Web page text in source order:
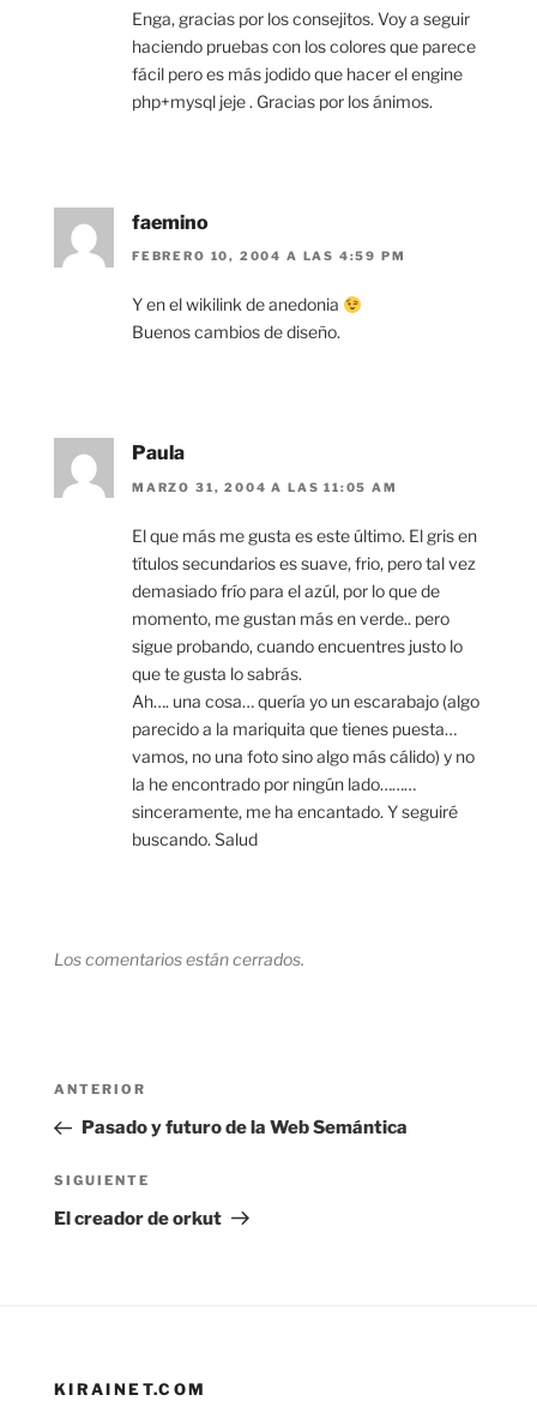
Enga, gracias por los consejitos. Voy a seguir
haciendo pruebas con los colores que parece
fácil pero es más jodido que hacer el engine
php+mysql jeje . Gracias por los ánimos.
faemino
FEBRERO 10, 2004 A LAS 4:59 PM
Y en el wikilink de anedonia
Buenos cambios de diseño.
Paula
MARZO 31, 2004 A LAS 11:05 AM
El que más me gusta es este último. El gris en
títulos secundarios es suave, frio, pero tal vez
demasiado frío para el azúl, por lo que de
momento, me gustan más en verde.. pero
sigue probando, cuando encuentres justo lo
que te gusta lo sabrás.
Ah…. una cosa… quería yo un escarabajo (algo
parecido a la mariquita que tienes puesta…
vamos, no una foto sino algo más cálido) y no
la he encontrado por ningún lado………
sinceramente, me ha encantado. Y seguiré
buscando. Salud
Los comentarios están cerrados.
Navegación
entradas
Entrada
anterior:
ANTERIOR
Pasado y futuro de la Web Semántica
Siguiente
entrada
SIGUIENTE
El creador de orkut
KIRAINET.COM